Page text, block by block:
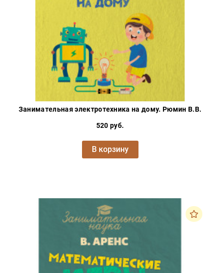
Занимательная электротехника на дому. Рюмин В.В.
520 руб.
В корзину